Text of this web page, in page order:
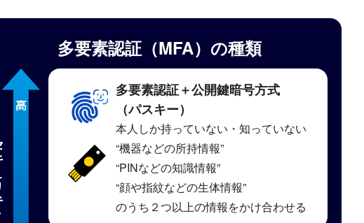
多要素認証（MFA）の種類
多要素認証＋公開鍵暗号方式
（パスキー）
本人しか持っていない・知っていない
“機器などの所持情報”
“PINなどの知識情報”
“顔や指紋などの生体情報”
のうち２つ以上の情報をかけ合わせる